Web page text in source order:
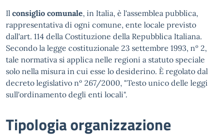
Il consiglio comunale, in Italia, è l'assemblea pubblica,
rappresentativa di ogni comune, ente locale previsto
dall'art. 114 della Costituzione della Repubblica Italiana.
Secondo la legge costituzionale 23 settembre 1993, nº 2,
tale normativa si applica nelle regioni a statuto speciale
solo nella misura in cui esse lo desiderino. È regolato dal
decreto legislativo nº 267/2000, "Testo unico delle leggi
sull'ordinamento degli enti locali".
Tipologia organizzazione